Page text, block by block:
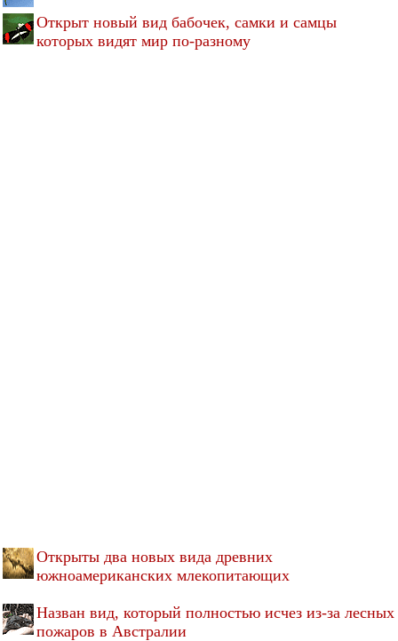
Открыт новый вид бабочек, самки и самцы
которых видят мир по-разному
Открыты два новых вида древних
южноамериканских млекопитающих
Назван вид, который полностью исчез из-за лесных
пожаров в Австралии